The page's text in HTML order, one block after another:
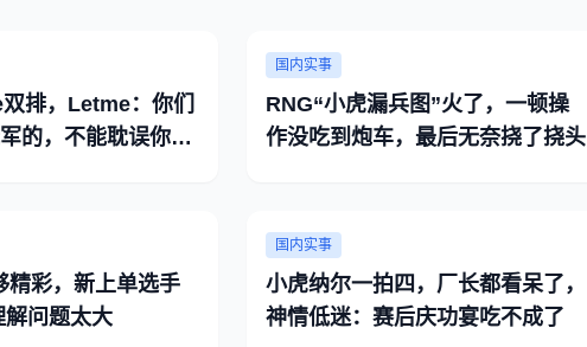
排，Letme：你们
的，不能耽误你训
国内实事
RNG“小虎漏兵图”火了，一顿操
作没吃到炮车，最后无奈挠了挠头
精彩，新上单选手
问题太大
国内实事
小虎纳尔一拍四，厂长都看呆了，
神情低迷：赛后庆功宴吃不成了